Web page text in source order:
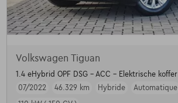
Volkswagen Tiguan
1.4 eHybrid OPF DSG - ACC - Elektrische koffer
07/2022
46.329 km Hybride
Automatique